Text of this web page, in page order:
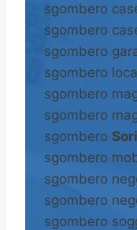
sgombero
sgombero
sgombero
sgombero
sgombero
sgombero
sgombero
sgombero
sgombero
sgombero
sgombero